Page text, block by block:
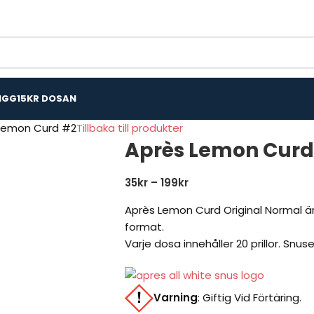
15KR DOSAN
Curd #2Tillbaka till produkter
Après Lemon
35kr – 199kr
Après Lemon Curd Original Normal
format.
Varje dosa innehåller 20 prillor.
Varning: Giftig Vid Förtäring.